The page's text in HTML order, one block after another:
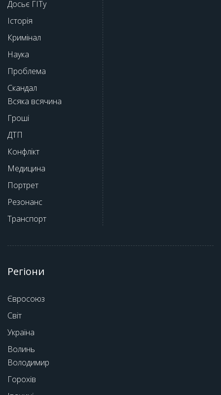
Досьє ГІТу
Історія
Кримінал
Наука
Проблема
Скандал
Всяка всячина
Гроші
ДТП
Конфлікт
Медицина
Портрет
Резонанс
Транспорт
Регіони
Євросоюз
Світ
Україна
Волинь
Володимир
Горохів